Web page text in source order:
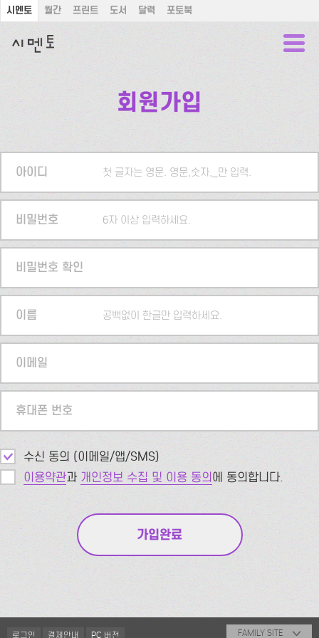
시멘토 월간 프린트 도서 달력 포토북
회원가입
아이디 첫 글자는 영문. 영문,숫자,_만 입력.
비밀번호 6자 이상 입력하세요.
비밀번호 확인
이름 공백없이 한글만 입력하세요.
이메일
휴대폰 번호
수신 동의 (이메일/앱/SMS)
이용약관과 개인정보 수집 및 이용 동의에 동의합니다.
로그인 결제안내 PC 버전 FAMILY SITE